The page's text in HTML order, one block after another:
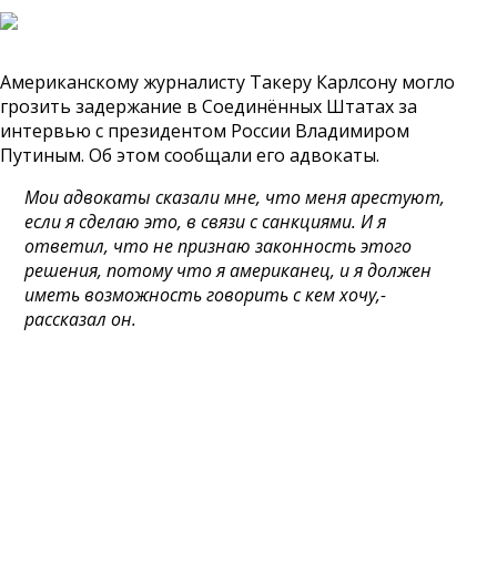
Американскому журналисту Такеру Карлсону могло
грозить задержание в Соединённых Штатах за
интервью с президентом России Владимиром
Путиным. Об этом сообщали его адвокаты.
Мои адвокаты сказали мне, что меня арестуют,
если я сделаю это, в связи с санкциями. И я
ответил, что не признаю законность этого
решения, потому что я американец, и я должен
иметь возможность говорить с кем хочу,-
рассказал он.